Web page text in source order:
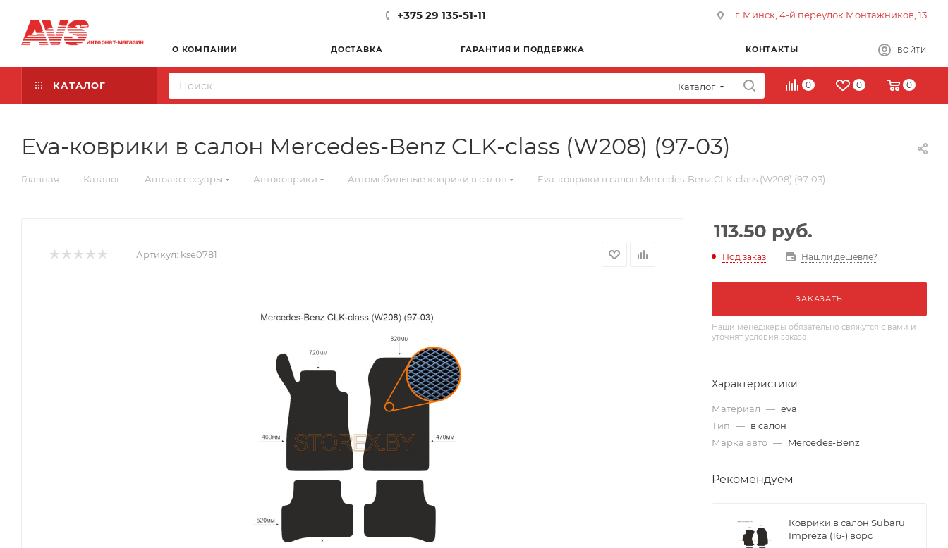
+375 29 135-51-11 г. Минск, 4-й переулок Монтажников, 13
О КОМПАНИИ ДОСТАВКА ГАРАНТИЯ И ПОДДЕРЖКА КОНТАКТЫ ВОЙТИ
КАТАЛОГ Каталог 0 0 0
Eva-коврики в салон Mercedes-Benz CLK-class (W208) (97-03)
Главная — Каталог — Автоаксессуары — Автоковрики — Автомобильные коврики в салон — Eva-коврики в салон Mercedes-Benz CLK-class (W208) (97-03)
Артикул: kse0781
113.50 руб.
Под заказ Нашли дешевле?
ЗАКАЗАТЬ
Наши менеджеры обязательно свяжутся с вами и
уточнят условия заказа
Характеристики
Материал — eva
Тип — в салон
Марка авто — Mercedes-Benz
Рекомендуем
Коврики в салон Subaru
Impreza (16-) ворс